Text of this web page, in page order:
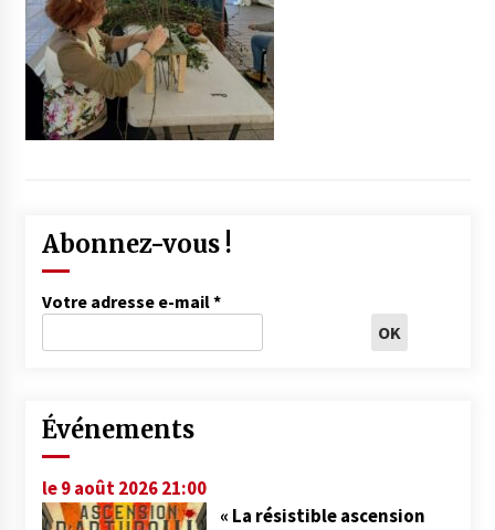
Abonnez-vous !
Votre adresse e-mail*
Événements
le 9 août 2026 21:00
« La résistible ascension